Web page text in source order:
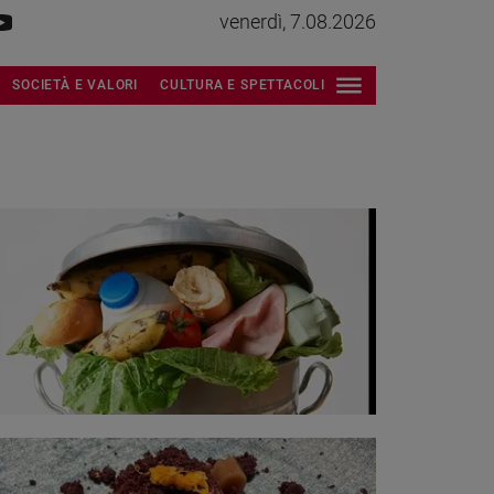
venerdì, 7.08.2026
SOCIETÀ E VALORI CULTURA E SPETTACOLI